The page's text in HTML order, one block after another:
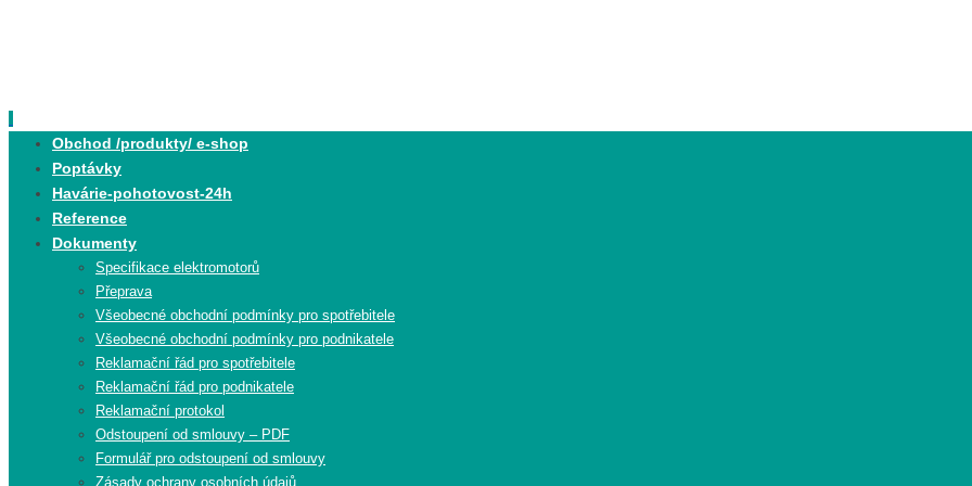
content
Obchod /produkty/ e-shop
Poptávky
Havárie-pohotovost-24h
Reference
Dokumenty
Specifikace elektromotorů
Přeprava
Všeobecné obchodní podmínky pro spotřebitele
Všeobecné obchodní podmínky pro podnikatele
Reklamační řád pro spotřebitele
Reklamační řád pro podnikatele
Reklamační protokol
Odstoupení od smlouvy – PDF
Formulář pro odstoupení od smlouvy
Zásady ochrany osobních údajů